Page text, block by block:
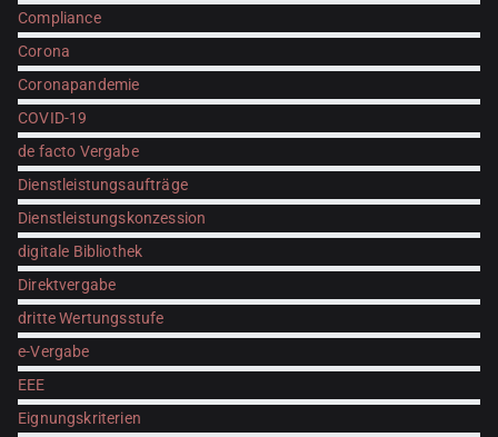
Compliance
Corona
Coronapandemie
COVID-19
de facto Vergabe
Dienstleistungsaufträge
Dienstleistungskonzession
digitale Bibliothek
Direktvergabe
dritte Wertungsstufe
e-Vergabe
EEE
Eignungskriterien